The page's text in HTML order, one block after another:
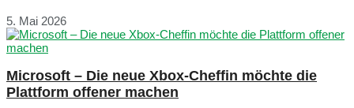
5. Mai 2026
Microsoft – Die neue Xbox-Cheffin möchte die
Plattform offener machen